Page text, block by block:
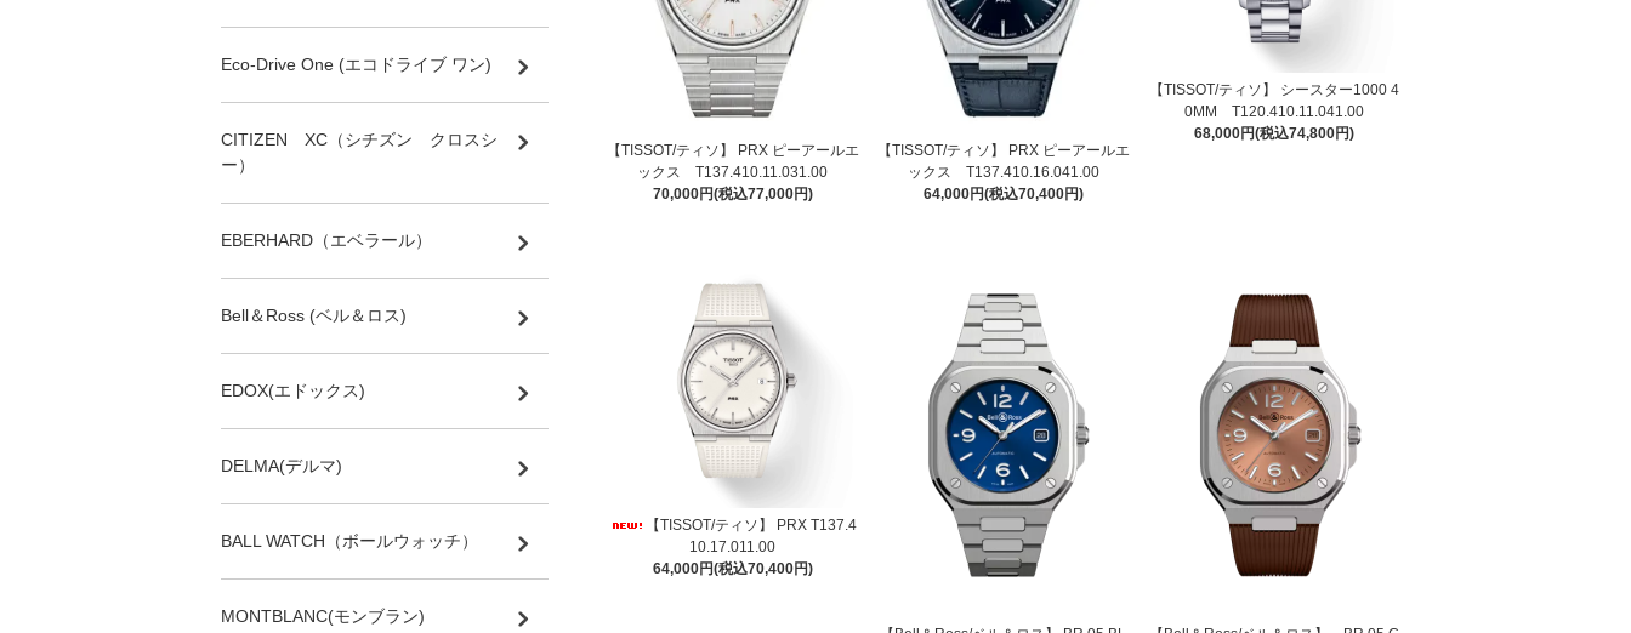
【TISSOT/ティソ】 PRX ピーアールエ
ックス T137.410.11.031.00
70,000円(税込77,000円)
【TISSOT/ティソ】 PRX ピーアールエ
ックス T137.410.16.041.00
64,000円(税込70,400円)
【TISSOT/ティソ】 シースター1000 4
0MM T120.410.11.041.00
68,000円(税込74,800円)
【TISSOT/ティソ】 PRX T137.4
10.17.011.00
64,000円(税込70,400円)
Eco-Drive One (エコドライブ ワン)
CITIZEN XC（シチズン クロスシ
ー）
EBERHARD（エベラール）
Bell＆Ross (ベル＆ロス)
EDOX(エドックス)
DELMA(デルマ)
BALL WATCH（ボールウォッチ）
MONTBLANC(モンブラン)